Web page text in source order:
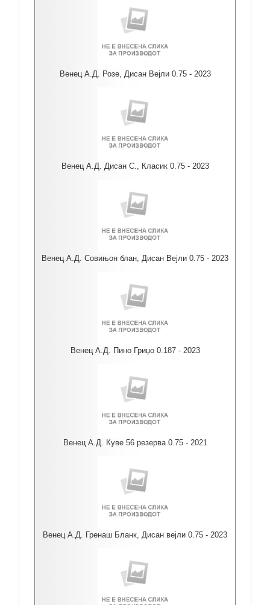
Венец А.Д. Розе, Дисан Вејли 0.75 - 2023
Венец А.Д. Дисан С., Класик 0.75 - 2023
Венец А.Д. Совињон блан, Дисан Вејли 0.75 - 2023
Венец А.Д. Пино Гриџо 0.187 - 2023
Венец А.Д. Куве 56 резерва 0.75 - 2021
Венец А.Д. Гренаш Бланк, Дисан вејли 0.75 - 2023